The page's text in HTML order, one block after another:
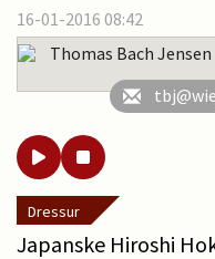
16-01-2016 08:42
Thomas Bach Jensen
Dressur
Japanske Hiroshi